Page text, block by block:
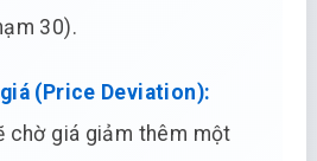
30).
(Price Deviation):
chờ giá giảm thêm một